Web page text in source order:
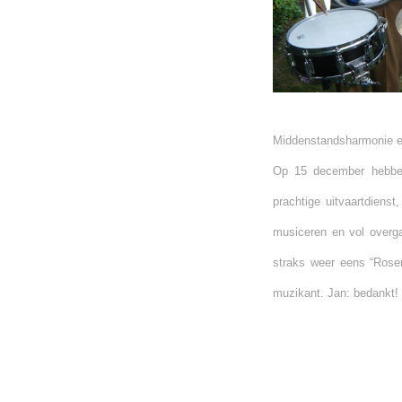
Middenstandsharmonie
Op 15 december
prachtige
musiceren en vol
straks weer eens
muzikant. Jan: bedankt!